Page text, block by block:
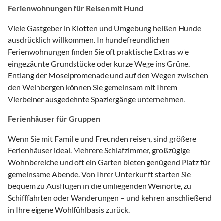
Ferienwohnungen für Reisen mit Hund
Viele Gastgeber in Klotten und Umgebung heißen Hunde
ausdrücklich willkommen. In hundefreundlichen
Ferienwohnungen finden Sie oft praktische Extras wie
eingezäunte Grundstücke oder kurze Wege ins Grüne.
Entlang der Moselpromenade und auf den Wegen zwischen
den Weinbergen können Sie gemeinsam mit Ihrem
Vierbeiner ausgedehnte Spaziergänge unternehmen.
Ferienhäuser für Gruppen
Wenn Sie mit Familie und Freunden reisen, sind größere
Ferienhäuser ideal. Mehrere Schlafzimmer, großzügige
Wohnbereiche und oft ein Garten bieten genügend Platz für
gemeinsame Abende. Von Ihrer Unterkunft starten Sie
bequem zu Ausflügen in die umliegenden Weinorte, zu
Schifffahrten oder Wanderungen – und kehren anschließend
in Ihre eigene Wohlfühlbasis zurück.